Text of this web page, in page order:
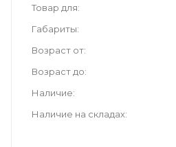
Товар для
Габариты
Возраст от
Возраст до
Наличие
Наличие на складах